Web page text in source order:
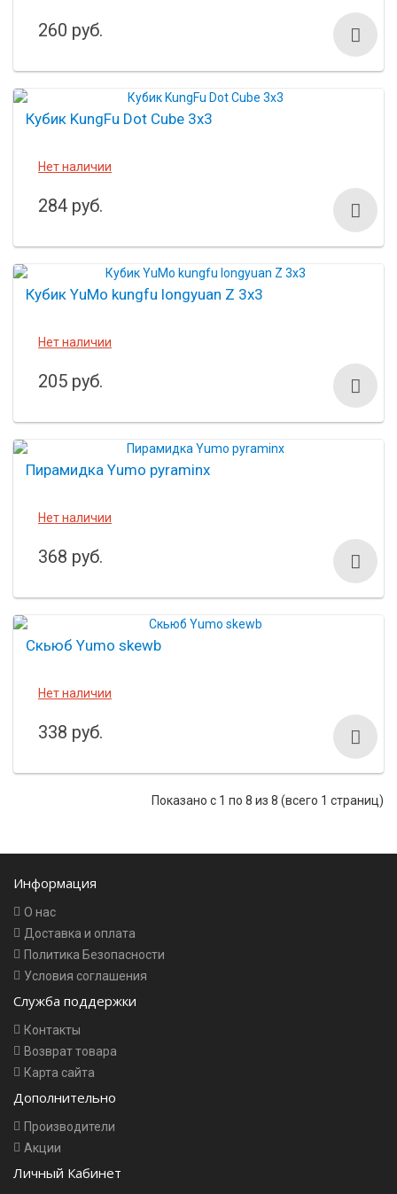
260 руб.
Кубик KungFu Dot Cube 3x3
Нет наличии
284 руб.
Кубик YuMo kungfu longyuan Z 3х3
Нет наличии
205 руб.
Пирамидка Yumo pyraminx
Нет наличии
368 руб.
Скьюб Yumo skewb
Нет наличии
338 руб.
Показано с 1 по 8 из 8 (всего 1 страниц)
Информация
О нас
Доставка и оплата
Политика Безопасности
Условия соглашения
Служба поддержки
Контакты
Возврат товара
Карта сайта
Дополнительно
Производители
Акции
Личный Кабинет